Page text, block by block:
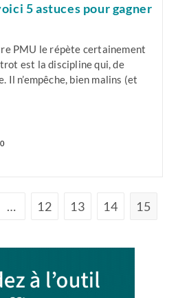
5 astuces pour gagner
PMU le répète certainement
est la discipline qui, de
Il n’empêche, bien malins (et
page
… 12 13 14 15